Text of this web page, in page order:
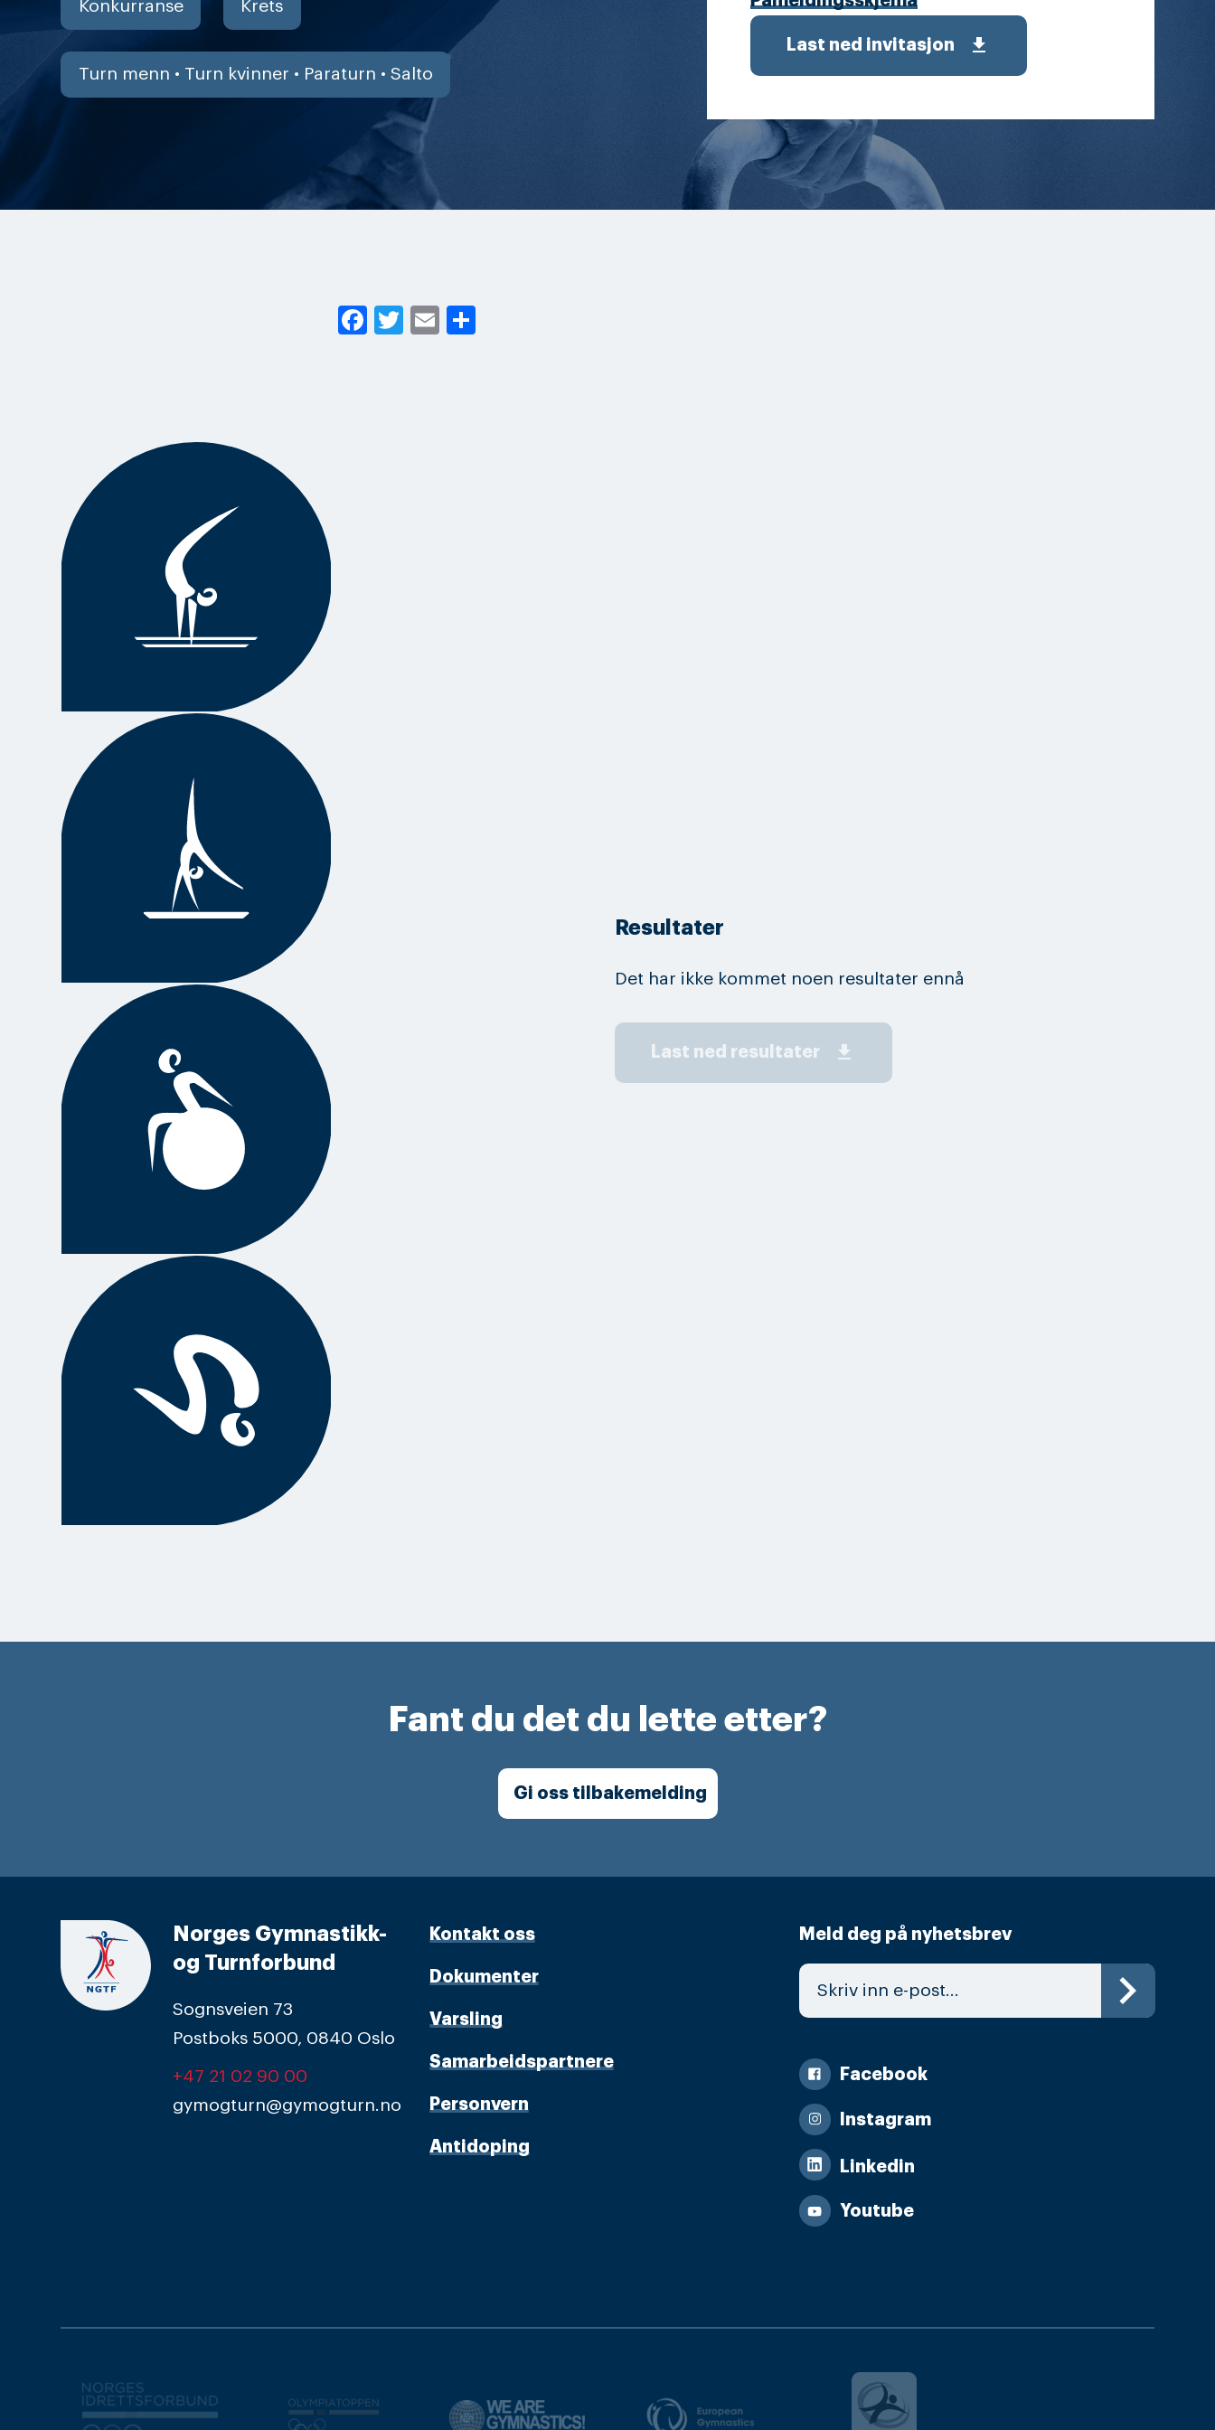
Konkurranse Krets
Turn menn • Turn kvinner • Paraturn • Salto
Last ned invitasjon get_app
Facebook
Twitter
Email
Resultater
Det har ikke kommet noen resultater ennå
Last ned resultater get_app
Fant du det du lette etter?
Gi oss tilbakemelding
Norges Gymnastikk-
og Turnforbund
Sognsveien 73
Postboks 5000, 0840 Oslo
+47 21 02 90 00
gymogturn@gymogturn.no
Kontakt oss
Dokumenter
Varsling
Samarbeidspartnere
Personvern
Antidoping
Meld deg på nyhetsbrev
Facebook
Instagram
Linkedin
Youtube